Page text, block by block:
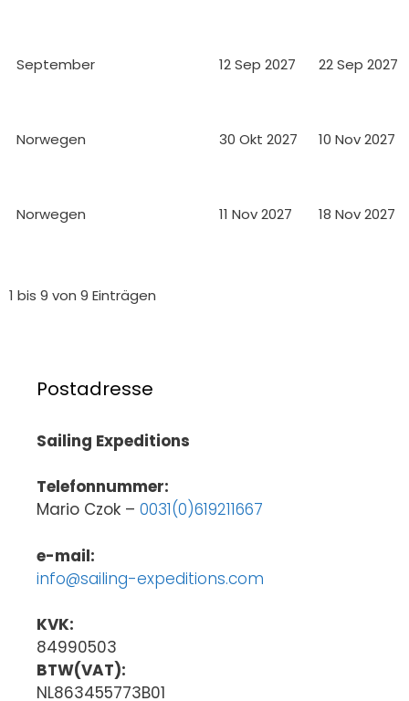
September 12 Sep 2027 22 Sep 2027
Norwegen 30 Okt 2027 10 Nov 2027
Norwegen 11 Nov 2027 18 Nov 2027
1 bis 9 von 9 Einträgen
Postadresse
Sailing Expeditions
Telefonnummer:
Mario Czok – 0031(0)619211667
e-mail:
info@sailing-expeditions.com
KVK:
84990503
BTW(VAT):
NL863455773B01